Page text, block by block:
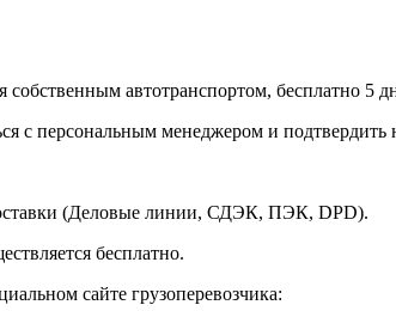
собственным автотранспортом, бесплатно
с персональным менеджером и подтвердить
(Деловые линии, СДЭК, ПЭК, DPD).
бесплатно.
сайте грузоперевозчика: